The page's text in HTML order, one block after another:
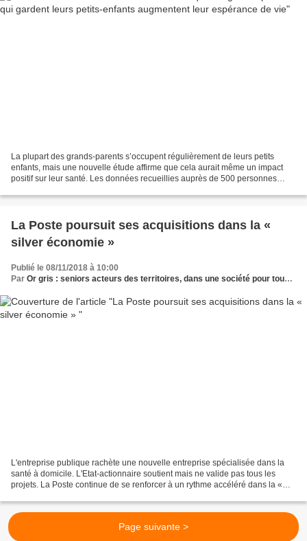
La plupart des grands-parents s’occupent régulièrement de leurs petits
enfants, mais une nouvelle étude affirme que cela aurait même un impact
positif sur leur santé. Les données recueillies auprès de 500 personnes
La Poste poursuit ses acquisitions dans la «
silver économie »
Publié le 08/11/2018 à 10:00
Par Or gris : seniors acteurs des territoires, dans une société pour tous les âges
L'entreprise publique rachète une nouvelle entreprise spécialisée dans la
santé à domicile. L'Etat-actionnaire soutient mais ne valide pas tous les
projets. La Poste continue de se renforcer à un rythme accéléré dans la «
Page suivante >